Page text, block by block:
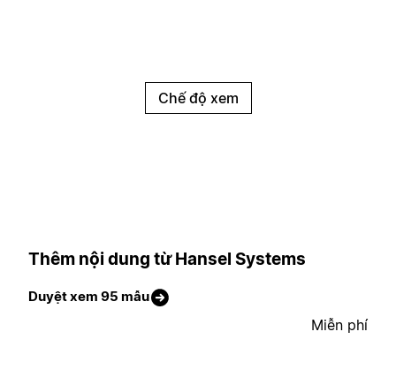
Chế độ xem
Thêm nội dung từ Hansel Systems
Duyệt xem 95 mẫu
Miễn phí